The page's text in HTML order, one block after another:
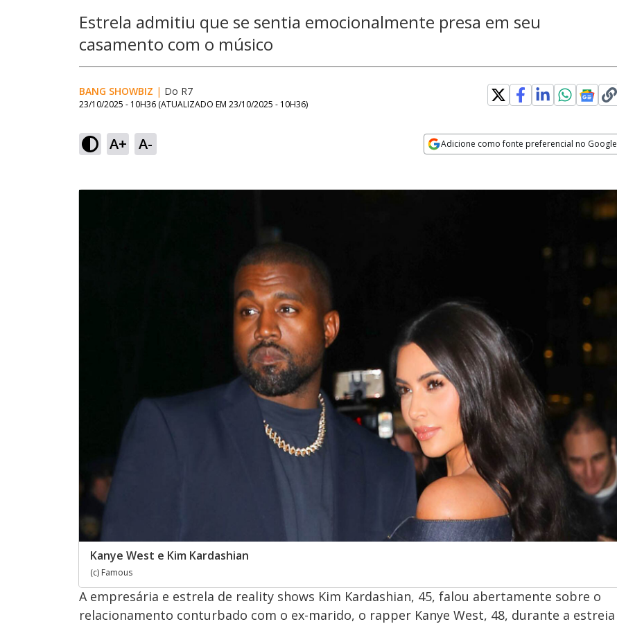
Estrela admitiu que se sentia emocionalmente presa em seu
casamento com o músico
BANG SHOWBIZ | Do R7
23/10/2025 - 10H36 (ATUALIZADO EM 23/10/2025 - 10H36)
A+ A- Adicione como fonte preferencial no Google
Kanye West e Kim Kardashian
(c) Famous
A empresária e estrela de reality shows Kim Kardashian, 45, falou abertamente sobre o
relacionamento conturbado com o ex-marido, o rapper Kanye West, 48, durante a estreia